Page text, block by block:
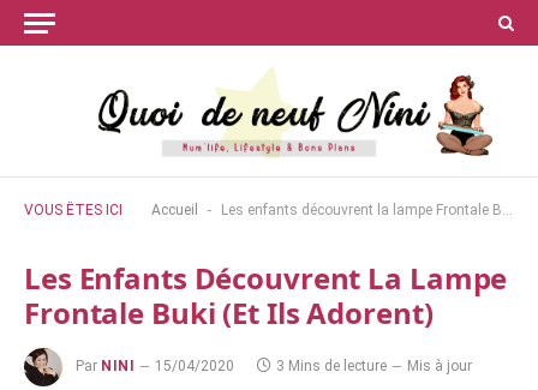
VOUS ÊTES ICI Accueil - Les enfants découvrent la lampe Frontale Buki (et ils adorent)
Les Enfants Découvrent La Lampe
Frontale Buki (et Ils Adorent)
Par NINI 15/04/2020 3 Mins de lecture
Mis à jour